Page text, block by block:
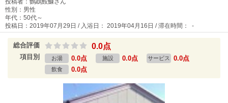
投稿者：鸚鵡鮟鱇さん
性別：男性
年代：50代～
投稿日：2019年07月29日 / 入浴日： 2019年04月16日 / 滞在時間： -
総合評価 0.0点
項目別 お湯 0.0点 施設 0.0点 サービス 0.0点
飲食 0.0点